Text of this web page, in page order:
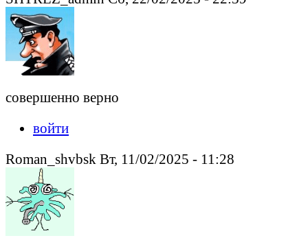
совершенно верно
войти
Roman_shvbsk Вт, 11/02/2025 - 11:28